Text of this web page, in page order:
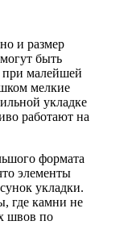
и размер
быть
при малейшей
мелкие
укладке
работают на
формата
элементы
укладки.
где камни не
швов по